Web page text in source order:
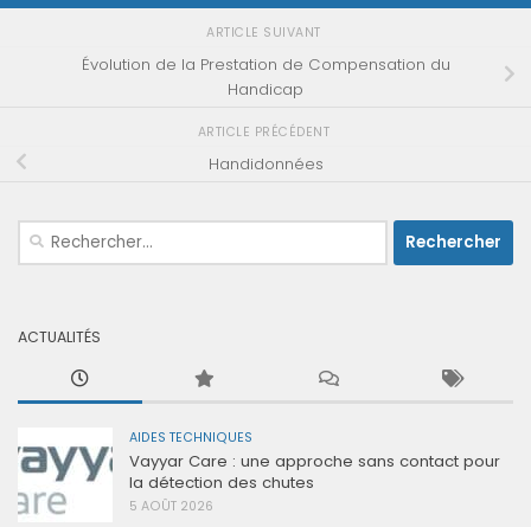
ARTICLE SUIVANT
Évolution de la Prestation de Compensation du
Handicap
ARTICLE PRÉCÉDENT
Handidonnées
Rechercher :
ACTUALITÉS
AIDES TECHNIQUES
Vayyar Care : une approche sans contact pour
la détection des chutes
5 AOÛT 2026